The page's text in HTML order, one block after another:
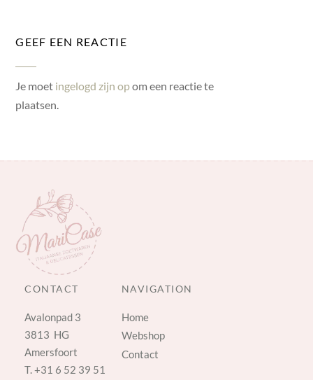
GEEF EEN REACTIE
Je moet ingelogd zijn opom een reactie te
plaatsen.
CONTACT
Avalonpad 3
3813 HG
Amersfoort
T.+31 6 52 39 51
NAVIGATION
Home
Webshop
Contact